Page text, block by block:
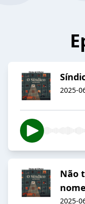
2025-
Não
nome
2025-